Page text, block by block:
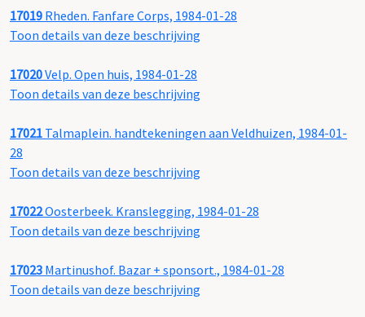
17019 Rheden. Fanfare Corps, 1984-01-28
Toon details van deze beschrijving
17020Velp. Open huis, 1984-01-28
Toon details van deze beschrijving
17021 Talmaplein. handtekeningen aan Veldhuizen, 1984-01-
28
Toon details van deze beschrijving
17022Oosterbeek. Kranslegging, 1984-01-28
Toon details van deze beschrijving
17023 Martinushof. Bazar + sponsort., 1984-01-28
Toon details van deze beschrijving